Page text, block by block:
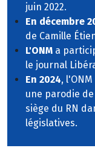
juin 2022.
En décembre
de Camille
L'ONM a
le journal
En 2024,
une parodie
siège du RN
législatives.